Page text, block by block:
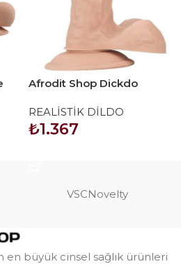
Afrodit Shop Dickdo
Penis 19cm model1
REALİSTİK DİLDO
₺1.367
VSCNovelty
büyük cinsel sağlık ürünleri